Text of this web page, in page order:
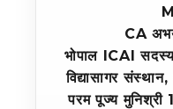
CA
भोपाल ICAI
विद्यासागर
परम पूज्य मुनिश्री